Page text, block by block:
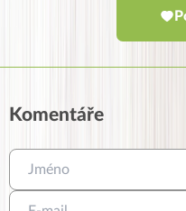
Komentáře